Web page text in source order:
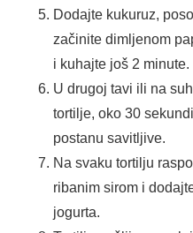
Dodajte kukuruz,
začinite dimljenom
i kuhajte još 2 minute.
U drugoj tavi ili na
tortilje, oko 30
postanu savitljive.
Na svaku tortilju
ribanim sirom i
jogurta.